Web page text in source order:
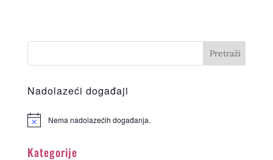
Nadolazeći događaji
Nema nadolazećih događanja.
Kategorije